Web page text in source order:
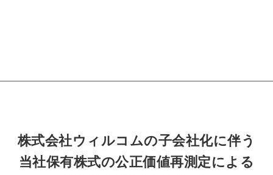
株式会社ウィルコムの子会社化に伴う
当社保有株式の公正価値再測定による